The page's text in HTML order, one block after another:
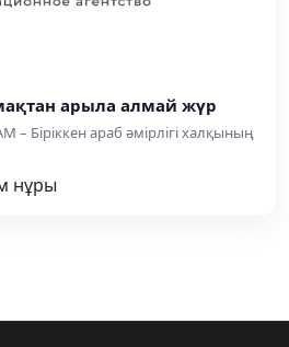
арыла алмай жүр
– Біріккен араб әмірлігі халқының
нұры